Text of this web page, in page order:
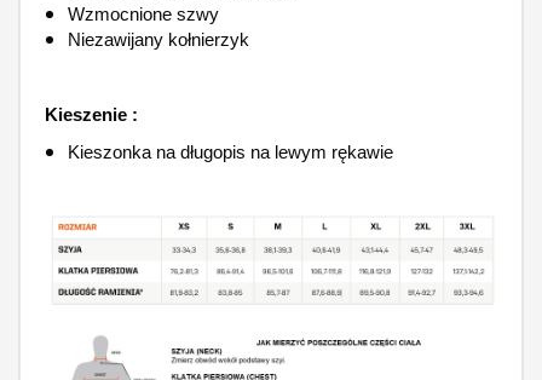
Wzmocnione szwy
Niezawijany kołnierzyk
Kieszenie :
Kieszonka na długopis na lewym rękawie